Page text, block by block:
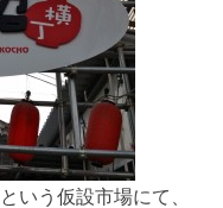
という仮設市場にて、